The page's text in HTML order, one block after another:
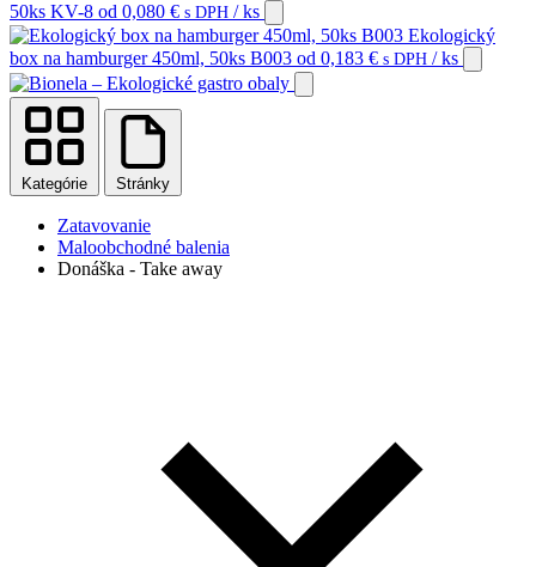
50ks KV-8 od 0,080 € s DPH / ks
Ekologický
box na hamburger 450ml, 50ks B003 od 0,183 € s DPH / ks
Kategórie Stránky
Zatavovanie
Maloobchodné balenia
Donáška - Take away